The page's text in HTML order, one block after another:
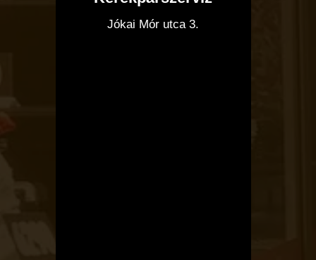
Jókai Mór utca 3.